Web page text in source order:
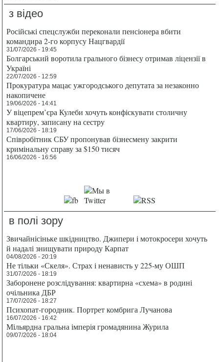
з відео
Російські спецслужби переконали пенсіонера вбити
командира 2-го корпусу Нацгвардії
31/07/2026 - 19:45
Болгарський воротила грального бізнесу отримав ліцензії в
Україні
22/07/2026 - 12:59
Прокуратура мацає ужгородського депутата за незаконно
накопичене
19/06/2026 - 14:41
У віцепрем’єра Кулеби хочуть конфіскувати столичну
квартиру, записану на сестру
17/06/2026 - 18:19
Співробітник СБУ пропонував бізнесмену закрити
кримінальну справу за $150 тисяч
16/06/2026 - 16:56
в полі зору
Звичайнісіньке шкідництво. Джипери і мотокросери хочуть
й надалі знищувати природу Карпат
04/08/2026 - 20:19
Не тільки «Скеля». Страх і ненависть у 225-му ОШП
31/07/2026 - 18:19
Заборонене розслідування: квартирна «схема» в родині
очільника ДБР
17/07/2026 - 18:27
Психопат-городник. Портрет комбрига Лучанова
16/07/2026 - 16:42
Мільярдна гральна імперія громадянина Журила
09/07/2026 - 18:04